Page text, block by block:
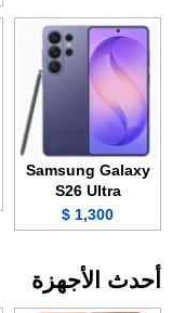
Samsung Galaxy
S26 Ultra
1,300 $
أحدث الأجهزة